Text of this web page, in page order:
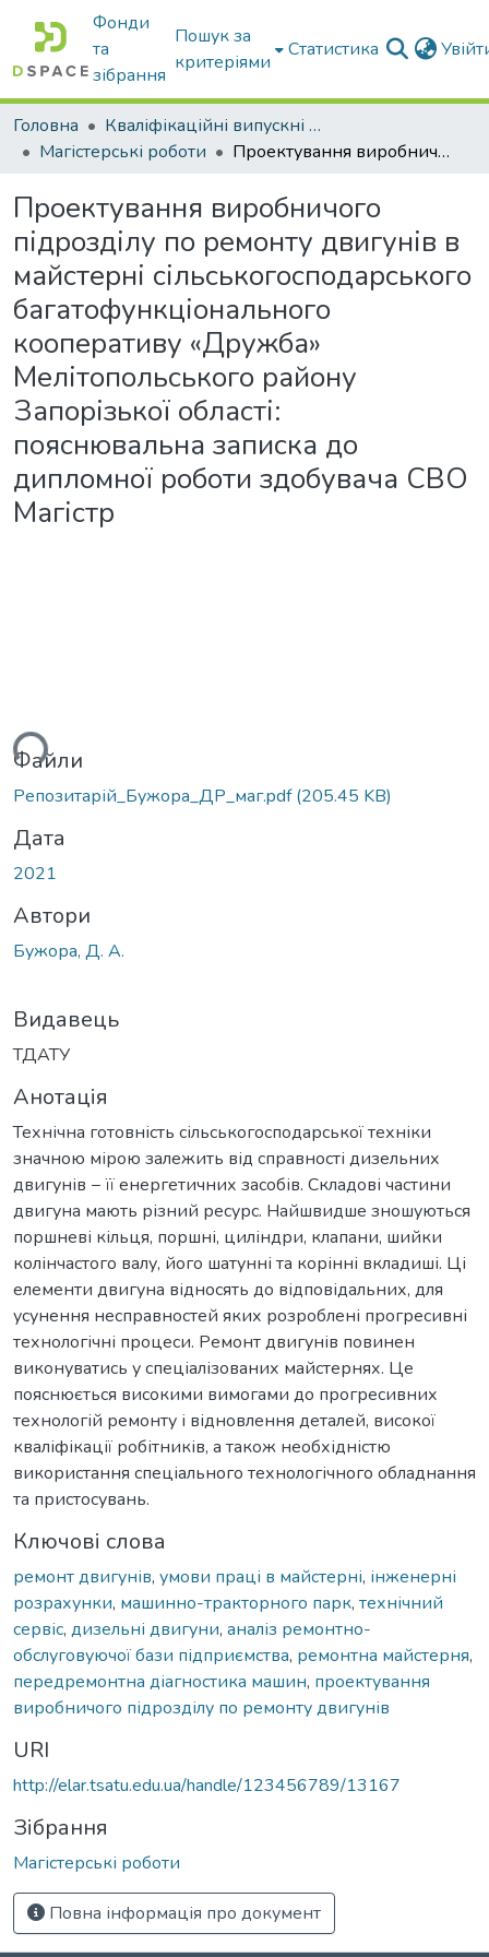
Фонди
та
зібрання
Пошук за
критеріями
Статистика
Головна
Кваліфікаційні випускні роботи бакалаврів і магістрів
Магістерські роботи
Проектування виробничого підрозділу по ремонту двигунів в майстерні сільськогосподарського багатофункціонального кооперативу «Дружба» Мелітопольського району Запорізької області: пояснювальна записка до дипломної роботи здобувача СВО Магістр
Проектування виробничого
підрозділу по ремонту двигунів в
майстерні сільськогосподарського
багатофункціонального
кооперативу «Дружба»
Мелітопольського району
Запорізької області:
пояснювальна записка до
дипломної роботи здобувача СВО
Магістр
Файли
Репозитарій_Бужора_ДР_маг.pdf(205.45 KB)
Дата
2021
Автори
Бужора, Д. А.
Видавець
ТДАТУ
Анотація
Технічна готовність сільськогосподарської техніки
значною мірою залежить від справності дизельних
двигунів − її енергетичних засобів. Складові частини
двигуна мають різний ресурс. Найшвидше зношуються
поршневі кільця, поршні, циліндри, клапани, шийки
колінчастого валу, його шатунні та корінні вкладиші. Ці
елементи двигуна відносять до відповідальних, для
усунення несправностей яких розроблені прогресивні
технологічні процеси. Ремонт двигунів повинен
виконуватись у спеціалізованих майстернях. Це
пояснюється високими вимогами до прогресивних
технологій ремонту і відновлення деталей, високої
кваліфікації робітників, а також необхідністю
використання спеціального технологічного обладнання
та пристосувань.
Ключові слова
ремонт двигунів, умови праці в майстерні, інженерні
розрахунки, машинно-тракторного парк, технічний
сервіс, дизельні двигуни, аналіз ремонтно-
обслуговуючої бази підприємства, ремонтна майстерня,
передремонтна діагностика машин, проектування
виробничого підрозділу по ремонту двигунів
URI
http://elar.tsatu.edu.ua/handle/123456789/13167
Зібрання
Магістерські роботи
Повна інформація про документ